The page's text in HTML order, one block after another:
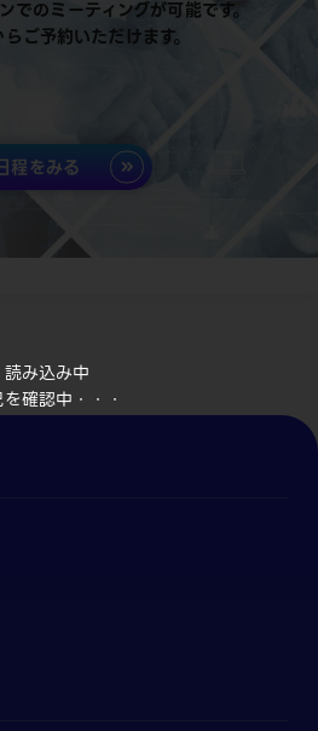
読み込み中
確認中・・・
でのミーティングが可能です。
ご予約いただけます。
程をみる